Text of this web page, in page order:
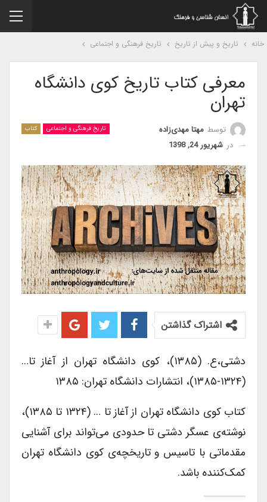
تاریخ و پیش از تاریخ تاریخ فرهنگی و اجتماعی
معرفی کتاب تاریخ کوی دانشگاه
تهران
تاریخ فرهنگی و اجتماعی کتاب توسطمهتا مهدی‌زاده
درشهریور 24, 1398
اشتراک گذاشتن
دشتی،ع. (۱۳۸۵)، کوی دانشگاه تهران از آغاز تا…
کتاب کوی دانشگاه تهران از آغاز تا … (۱۳۲۴ تا ۱۳۸۵)،
نوشته‌ی عسگر دشتی تا حدودی می‌تواند برای آشنایی
مقدماتی با تاسیس و تاریخچه‌ی کوی دانشگاه تهران
کمک‌کننده باشد.